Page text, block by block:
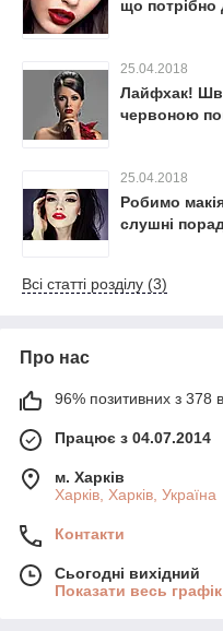
що потрібно
25.04.2018
Лайфхак!
червоною
25.04.2018
Робимо
слушні
Всі статті розділу (3)
Про нас
96% позитивних з 378
Працює з 04.07.2014
м. Харків
Харків, Харків, Україна
Контакти
Сьогодні вихідний
Показати весь